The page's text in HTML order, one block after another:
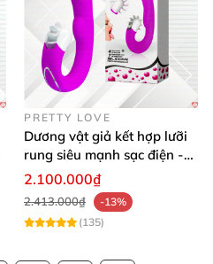
PRETTY LOVE
Dương vật giả kết hợp lưỡi
rung siêu mạnh sạc điện -
Pretty Love Magic Lounge
2.100.000₫
2.413.000₫
-13%
(135)